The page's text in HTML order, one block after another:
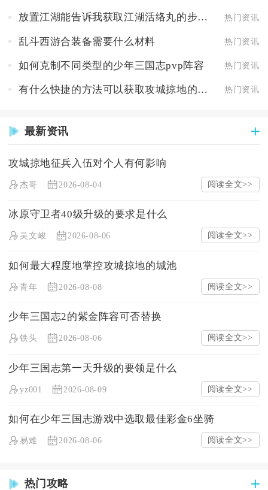
放置江湖能告诉我获取江湖活络丸的步骤吗 热门资讯
乱斗西游合装备需要什么材料 热门资讯
如何克制不同类型的少年三国志pvp阵容 热门资讯
有什么快捷的方法可以获取攻城掠地的功勋 热门资讯
最新资讯
攻城掠地征兵入伍对个人有何影响
杰哥 2026-08-04 阅读全文>>
冰原守卫者40级升级的要求是什么
吴文峻 2026-08-06 阅读全文>>
如何最大程度地掌控攻城掠地的城池
青年 2026-08-08 阅读全文>>
少年三国志2的紫金阵容可否替换
铁头 2026-08-06 阅读全文>>
少年三国志第一天升级的要领是什么
yz001 2026-08-09 阅读全文>>
如何在少年三国志游戏中选取最佳彩金6坐骑
易难 2026-08-06 阅读全文>>
热门攻略